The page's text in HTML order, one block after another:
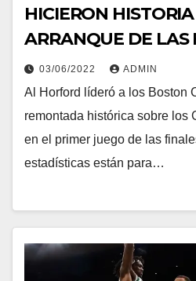
HICIERON
ARRANQUE DE LAS
03/06/2022 ADMIN
Al Horford líderó a los Boston
remontada histórica sobre los
en el primer juego de las
estadísticas están para…